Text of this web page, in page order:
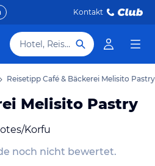
Kontakt
Hotel, Reiseziel
Reisetipp Café & Bäckerei Melisito Pastry
Melisito Pastry
Korfu
noch nicht bewertet.